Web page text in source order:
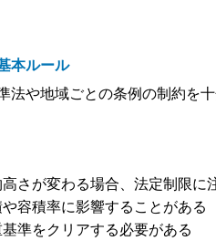
本ルール
法や地域ごとの条例の制約を
さが変わる場合、法定制限に
容積率に影響することがある
準をクリアする必要がある